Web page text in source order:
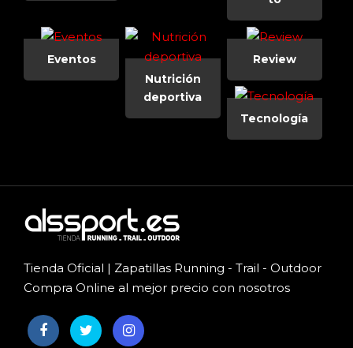
Eventos
Nutrición
deportiva
Review
Tecnología
Tienda Oficial | Zapatillas Running - Trail - Outdoor
Compra Online al mejor precio con nosotros